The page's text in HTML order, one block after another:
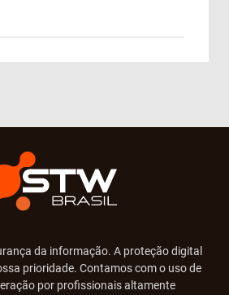
da informação. A proteção digital
prioridade. Contamos com o uso de
por profissionais altamente